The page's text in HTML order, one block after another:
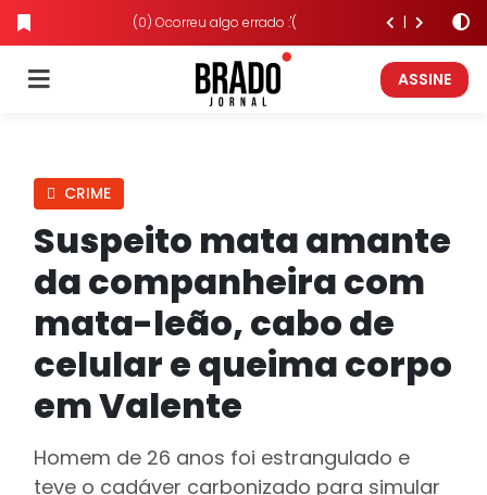
(0) Ocorreu algo errado :'(
ASSINE
CRIME
Suspeito mata amante
da companheira com
mata-leão, cabo de
celular e queima corpo
em Valente
Homem de 26 anos foi estrangulado e
teve o cadáver carbonizado para simular